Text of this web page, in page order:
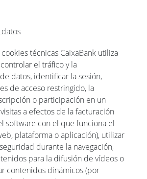
técnicas CaixaBank utiliza
el tráfico y la
datos, identificar la sesión,
de acceso restringido, la
o participación en un
a efectos de la facturación
software con el que funciona el
plataforma o aplicación), utilizar
durante la navegación,
para la difusión de vídeos o
contenidos dinámicos (por